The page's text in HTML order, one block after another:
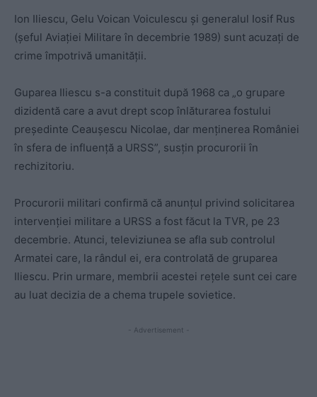
Ion Iliescu, Gelu Voican Voiculescu și generalul Iosif Rus
(șeful Aviației Militare în decembrie 1989) sunt acuzați de
crime împotrivă umanității.
Guparea Iliescu s-a constituit după 1968 ca „o grupare
dizidentă care a avut drept scop înlăturarea fostului
preşedinte Ceauşescu Nicolae, dar menţinerea României
în sfera de influenţă a URSS”, susțin procurorii în
rechizitoriu.
Procurorii militari confirmă că anunțul privind solicitarea
intervenției militare a URSS a fost făcut la TVR, pe 23
decembrie. Atunci, televiziunea se afla sub controlul
Armatei care, la rândul ei, era controlată de gruparea
Iliescu. Prin urmare, membrii acestei rețele sunt cei care
au luat decizia de a chema trupele sovietice.
- Advertisement -